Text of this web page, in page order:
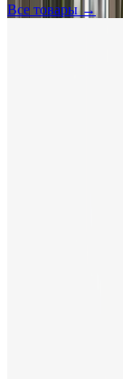
Все товары →